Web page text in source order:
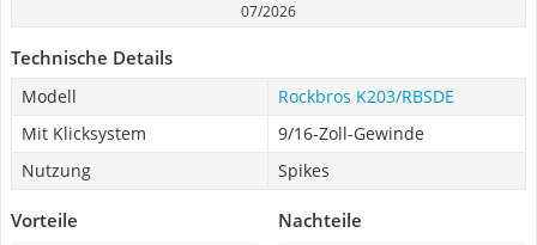
07/2026
Technische Details
Modell
Rockbros K203/RBSDE
Mit Klicksystem
9/16-Zoll-Gewinde
Nutzung
Spikes
Vorteile Nachteile